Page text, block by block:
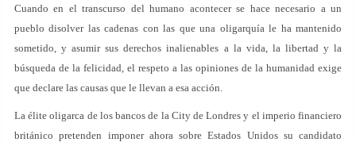
Cuando en el transcurso del humano acontecer se hace necesario a un
pueblo disolver las cadenas con las que una oligarquía le ha mantenido
sometido, y asumir sus derechos inalienables a la vida, la libertad y la
búsqueda de la felicidad, el respeto a las opiniones de la humanidad exige
que declare las causas que le llevan a esa acción.
La élite oligarca de los bancos de la City de Londres y el imperio financiero
británico pretenden imponer ahora sobre Estados Unidos su candidato